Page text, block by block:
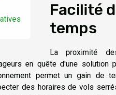
Facilité
temps
La proximité
en quête d'une solution
permet un gain de
des horaires de vols